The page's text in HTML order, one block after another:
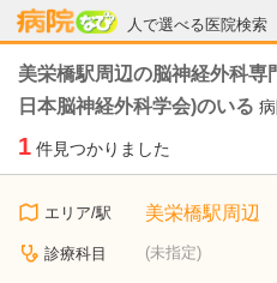
人で選べる医院検索
病院なび
美栄橋駅周辺の脳神経外科専
日本脳神経外科学会)のいる
1 件見つかりました
エリア/駅 美栄橋駅周辺
診療科目 (未指定)